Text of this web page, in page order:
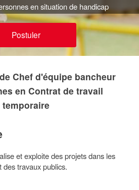
en situation de handicap
Postuler
de Chef d'équipe bancheur
en Contrat de travail
temporaire
et exploite des projets dans les
travaux publics.